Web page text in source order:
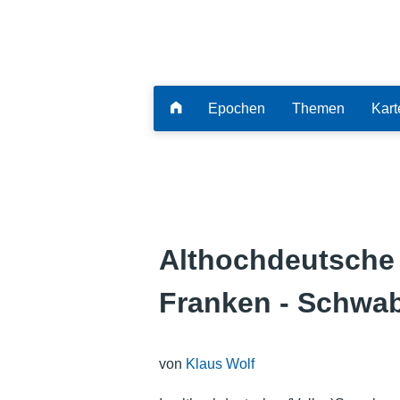
Epochen Themen
Franken -
von Klaus Wolf